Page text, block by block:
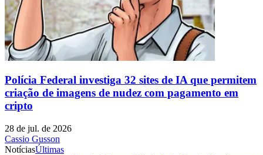
Polícia Federal investiga 32 sites de IA que permitem
criação de imagens de nudez com pagamento em
cripto
28 de jul. de 2026
Cassio Gusson
NotíciasÚltimas